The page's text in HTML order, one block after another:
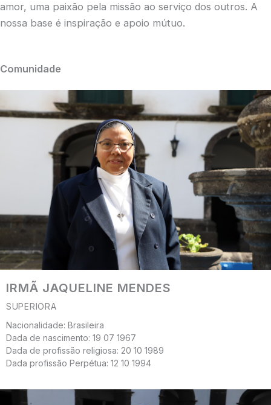
amor, uma paixão pela missão ao serviço dos outros. A
nossa base é inspiração e apoio mútuo.
Comunidade
IRMÃ JAQUELINE MENDES
SUPERIORA
Nacionalidade: Brasileira
Dada de nascimento: 19 07 1967
Dada de profissão religiosa: 20 10 1989
Dada profissão Perpétua: 12 10 1994